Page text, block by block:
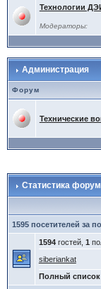
Технологии
Модераторы:
Администрация
Форум
Технические
Статистика
1595 посетителей за
1594гостей, 1
siberiankat
Полный